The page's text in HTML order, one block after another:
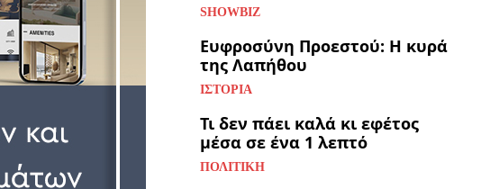
SHOWBIZ
Ευφροσύνη Προεστού: Η κυρά
της Λαπήθου
ΙΣΤΟΡΊΑ
Τι δεν πάει καλά κι εφέτος
μέσα σε ένα 1 λεπτό
ΠΟΛΙΤΙΚΉ